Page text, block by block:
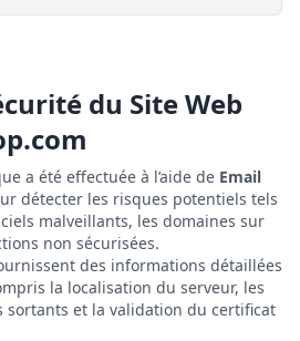
du Site Web
a été effectuée à l’aide de Email
détecter les risques potentiels tels
malveillants, les domaines sur
non sécurisées.
des informations détaillées
la localisation du serveur, les
sortants et la validation du certificat